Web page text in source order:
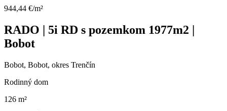
944,44 €/m²
RADO | 5i RD s pozemkom 1977m2 |
Bobot
Bobot, Bobot, okres Trenčín
Rodinný dom
126 m²